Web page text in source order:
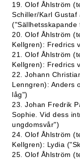
19. Olof Åhlström
Schiller/Karl Gustaf
("Sällhetsskapande
20. Olof Åhlström
Kellgren): Fredrics
21. Olof Åhlström
Kellgren): Fredrics
22. Johann
Lenngren): Anders
låg")
23. Johan Fredrik
Sophie. Vid dess
ungdomsvår")
24. Olof Åhlström
Kellgren): Lydia
25. Olof Åhlström